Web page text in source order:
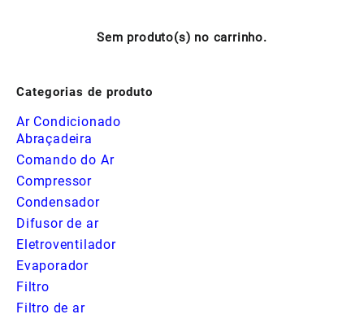
Sem produto(s) no carrinho.
Categorias de produto
Ar Condicionado
Abraçadeira
Comando do Ar
Compressor
Condensador
Difusor de ar
Eletroventilador
Evaporador
Filtro
Filtro de ar